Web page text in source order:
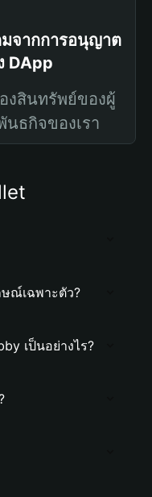
จากการอนุญาต
DApp
งสินทรัพย์ของผู้
ธกิจของเรา
ษณ์เฉพาะตัว?
เป็นอย่างไร?